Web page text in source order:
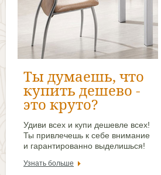
Ты думаешь, что
купить дешево -
это круто?
Удиви всех и купи дешевле всех!
Ты привлечешь к себе внимание
и гарантированно выделишься!
Узнать больше